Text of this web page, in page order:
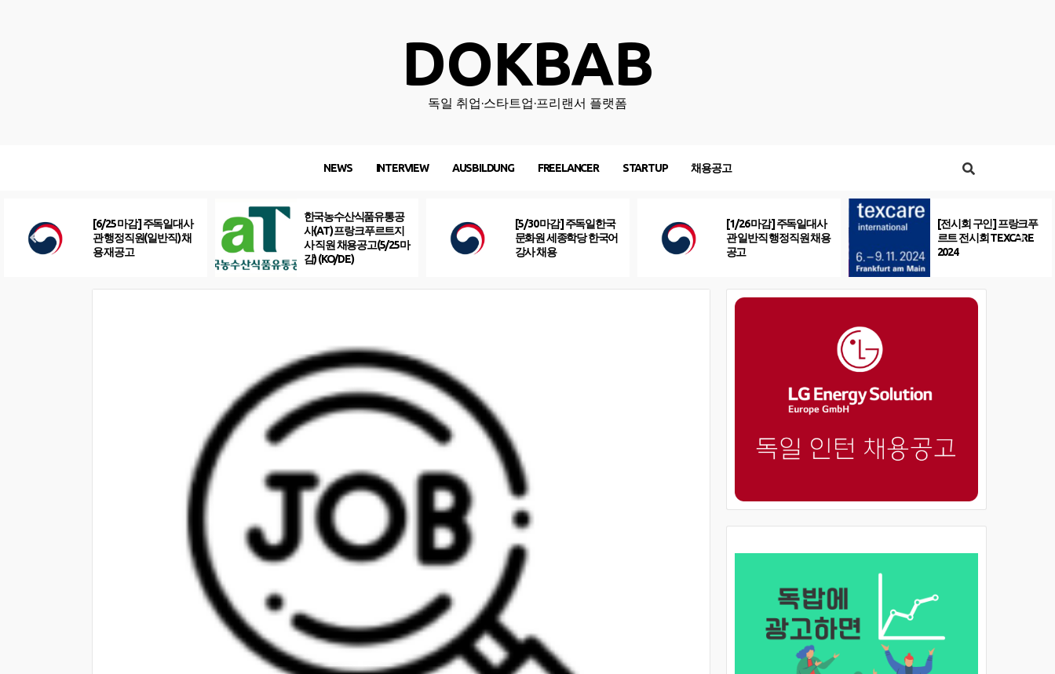
DOKBAB
독일 취업·스타트업·프리랜서 플랫폼
NEWS INTERVIEW AUSBILDUNG FREELANCER STARTUP 채용공고
[6/25 마감] 주독일대사
관 행정직원(일반직) 채
용 재공고
한국농수산식품유통공
사(AT) 프랑크푸르트지
사 직원 채용공고(5/25마
감) (KO/DE)
[5/30 마감] 주독일한국
문화원 세종학당 한국어
강사 채용
[1/26 마감] 주독일대사
관 일반직 행정직원 채용
공고
[전시회 구인] 프랑크푸
르트 전시회 TEXCARE
2024